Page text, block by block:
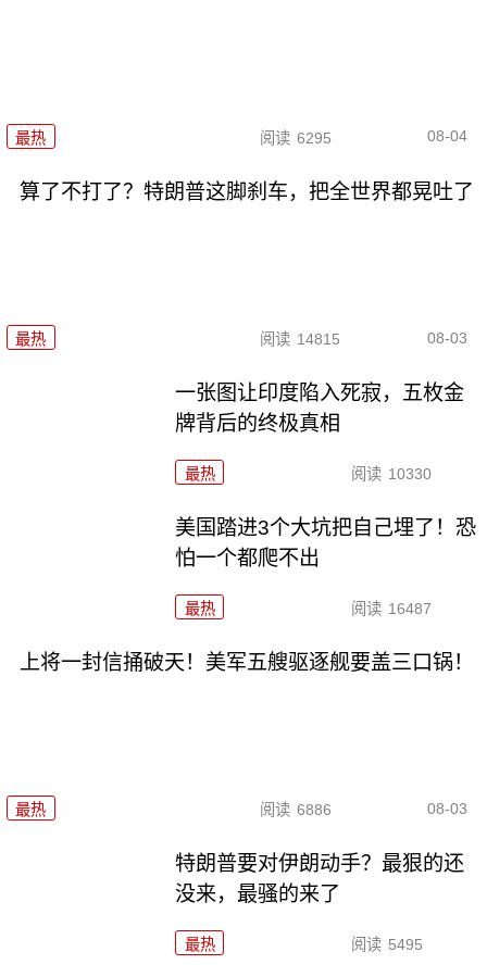
最热 阅读 6295 08-04
算了不打了？特朗普这脚刹车，把全世界都晃吐了
最热 阅读 14815 08-03
一张图让印度陷入死寂，五枚金
牌背后的终极真相
最热 阅读 10330
美国踏进3个大坑把自己埋了！恐
怕一个都爬不出
最热 阅读 16487
上将一封信捅破天！美军五艘驱逐舰要盖三口锅！
最热 阅读 6886 08-03
特朗普要对伊朗动手？最狠的还
没来，最骚的来了
最热 阅读 5495